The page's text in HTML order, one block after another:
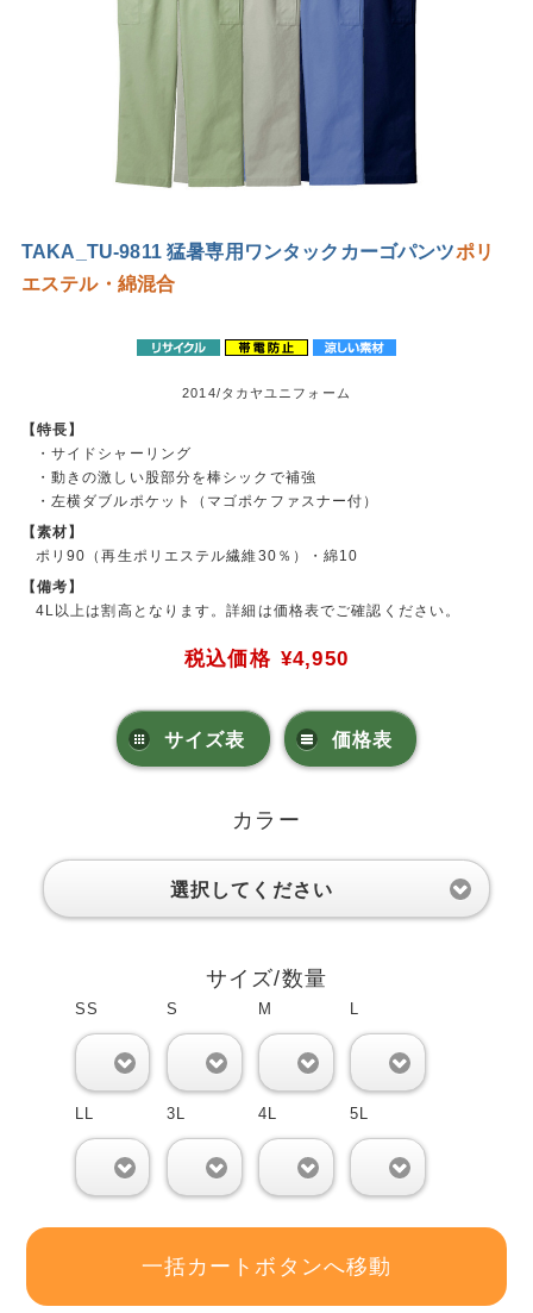
TAKA_TU-9811 猛暑専用ワンタックカーゴパンツポリ
エステル・綿混合
2014/タカヤユニフォーム
【特長】
・サイドシャーリング
・動きの激しい股部分を棒シックで補強
・左横ダブルポケット（マゴポケファスナー付）
【素材】
ポリ90（再生ポリエステル繊維30％）・綿10
【備考】
4L以上は割高となります。詳細は価格表でご確認ください。
税込価格 ¥4,950
サイズ表 価格表
カラー
選択してください
サイズ/数量
SS S M L
LL 3L 4L 5L
一括カートボタンへ移動